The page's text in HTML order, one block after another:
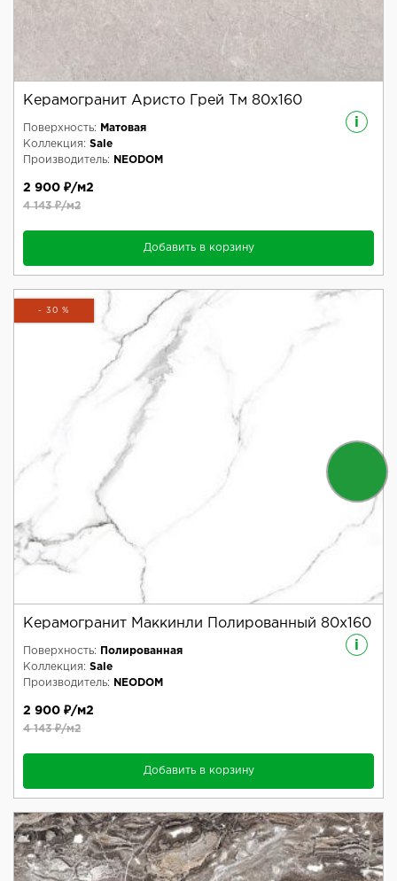
Керамогранит Аристо Грей Тм 80x160
i
Поверхность:
Матовая
Коллекция: Sale
Производитель:
NEODOM
2 900 ₽/м2
4 143 ₽/м2
Добавить в корзину
- 30 %
Керамогранит Маккинли Полированный 80x160
i
Поверхность:
Полированная
Коллекция: Sale
Производитель:
NEODOM
2 900 ₽/м2
4 143 ₽/м2
Добавить в корзину